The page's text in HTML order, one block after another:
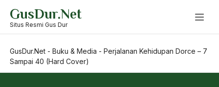
content
GusDur.Net
Situs Resmi Gus Dur
GusDur.Net - Buku & Media - Perjalanan Kehidupan Dorce – 7
Sampai 40 (Hard Cover)